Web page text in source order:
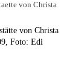
von Christa
Foto: Edi